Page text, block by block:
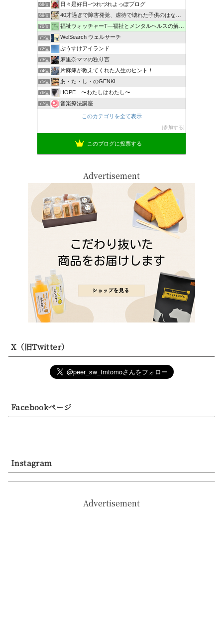
68位 日々是好日−つれづれよっぽブログ
69位 40才過ぎで障害発覚、虐待で壊れた子供のはなし。
70位 福祉ウォッチャーT―福祉とメンタルヘルスの解説・研究ブログ
71位 WelSearch ウェルサーチ
72位 ぷうすけアイランド
73位 麻里奈ママの独り言
74位 片麻痺が教えてくれた人生のヒント！
75位 あ・た・し・のGENKI
76位 HOPE 〜わたしはわたし〜
77位 音楽療法講座
このカテゴリを全て表示
参加する
このブログに投票する
Advertisement
X（旧Twitter）
Facebookページ
Instagram
Advertisement